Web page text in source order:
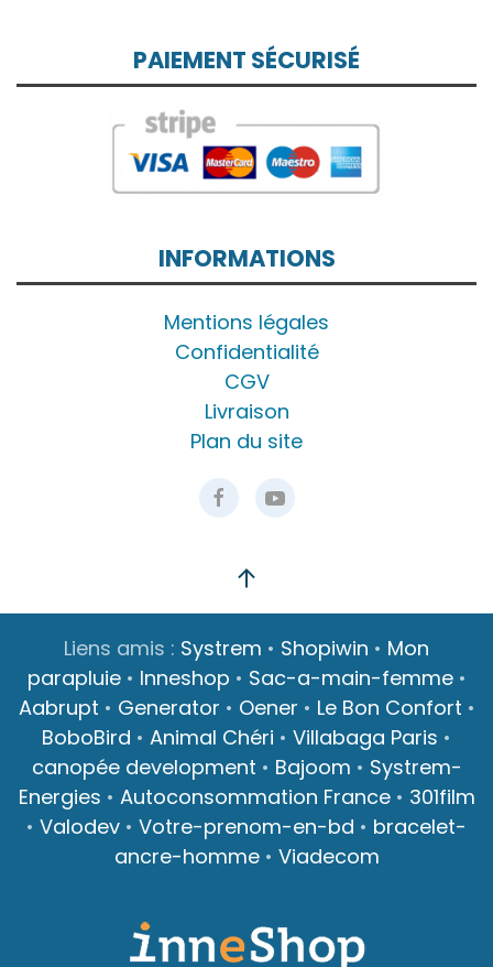
PAIEMENT SÉCURISÉ
INFORMATIONS
Mentions légales
Confidentialité
CGV
Livraison
Plan du site
Liens amis : Systrem • Shopiwin • Mon
parapluie• Inneshop • Sac-a-main-femme•
Aabrupt • Generator • Oener • Le Bon Confort •
BoboBird • Animal Chéri • Villabaga Paris •
canopée development • Bajoom • Systrem-
Energies • Autoconsommation France• 301film
• Valodev • Votre-prenom-en-bd • bracelet-
ancre-homme• Viadecom